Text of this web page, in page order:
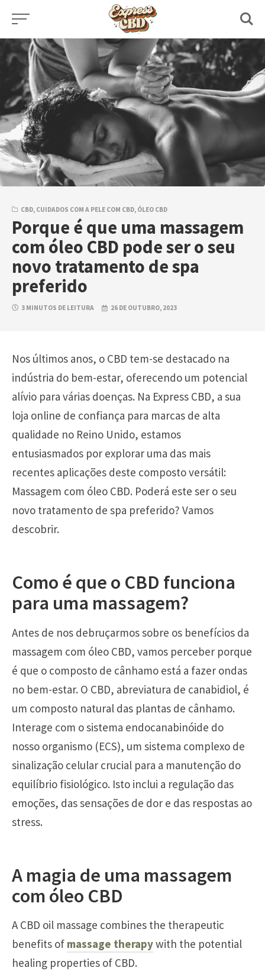
Skip
content
CBD, CUIDADOS COM A PELE COM CBD, ÓLEO CBD
Porque é que uma massagem
com óleo CBD pode ser o seu
novo tratamento de spa
preferido
3 MINUTOS DE LEITURA 26 DE OUTUBRO, 2023
Nos últimos anos, o CBD tem-se destacado na
indústria do bem-estar, oferecendo um potencial
alívio para várias doenças. Na Express CBD, a sua
loja online de confiança para marcas de alta
qualidade no Reino Unido, estamos
entusiasmados por explorar uma das mais
recentes aplicações deste composto versátil:
Massagem com óleo CBD. Poderá este ser o seu
novo tratamento de spa preferido? Vamos
descobrir.
Como é que o CBD funciona
para uma massagem?
Antes de nos debruçarmos sobre os benefícios da
massagem com óleo CBD, vamos perceber porque
é que o composto de cânhamo está a fazer ondas
no bem-estar. O CBD, abreviatura de canabidiol, é
um composto natural das plantas de cânhamo.
Interage com o sistema endocanabinóide do
nosso organismo (ECS), um sistema complexo de
sinalização celular crucial para a manutenção do
equilíbrio fisiológico. Isto inclui a regulação das
emoções, das sensações de dor e das respostas ao
stress.
A magia de uma massagem
com óleo CBD
A CBD oil massage combines the therapeutic
benefits of massage therapywith the potential
healing properties of CBD.